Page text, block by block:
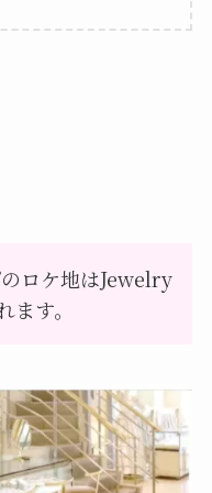
ロケ地はJewelry
す。